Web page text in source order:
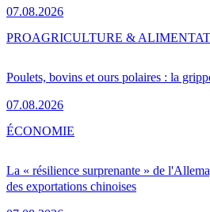
07.08.2026
Poulets, bovins et ours polaires : la
07.08.2026
PROAGRICULTURE &
La « résilience surprenante » de
des exportations chinoises
ÉCONOMIE